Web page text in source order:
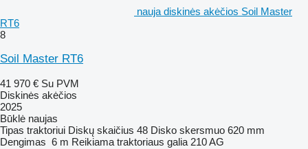
nauja diskinės akėčios Soil Master
RT6
8
Soil Master RT6
41 970 € Su PVM
Diskinės akėčios
2025
Būklė naujas
Tipas traktoriui Diskų skaičius 48 Disko skersmuo 620 mm
Dengimas 6 m Reikiama traktoriaus galia 210 AG